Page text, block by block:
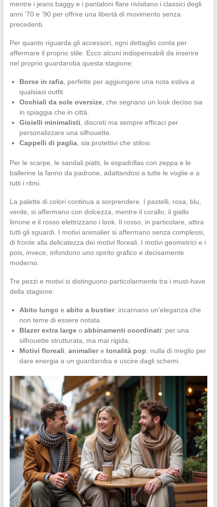
mentre i jeans baggy e i pantaloni flare rivisitano i classici degli
anni ’70 e ’90 per offrire una libertà di movimento senza
precedenti.
Per quanto riguarda gli accessori, ogni dettaglio conta per
affermare il proprio stile. Ecco alcuni indispensabili da inserire
nel proprio guardaroba questa stagione:
Borse in rafia, perfette per aggiungere una nota estiva a
qualsiasi outfit.
Occhiali da sole oversize, che segnano un look deciso sia
in spiaggia che in città.
Gioielli minimalisti , discreti ma sempre efficaci per
personalizzare una silhouette.
Cappelli di paglia, sia protettivi che stilosi.
Per le scarpe, le sandali piatti, le espadrillas con zeppa e le
ballerine la fanno da padrone, adattandosi a tutte le voglie e a
tutti i ritmi.
La palette di colori continua a sorprendere. I pastelli, rosa, blu,
verde, si affermano con dolcezza, mentre il corallo, il giallo
limone e il rosso elettrizzano i look. Il rosso, in particolare, attira
tutti gli sguardi. I motivi animalier si affermano senza complessi,
di fronte alla delicatezza dei motivi floreali. I motivi geometrici e i
pois, invece, infondono uno spirito grafico e decisamente
moderno.
Tre pezzi e motivi si distinguono particolarmente tra i must-have
della stagione:
Abito lungo e abito a bustier: incarnano un’eleganza che
non teme di essere notata.
Blazer extra largeo abbinamenti coordinati: per una
silhouette strutturata, ma mai rigida.
Motivi floreali animaliere tonalità pop: nulla di meglio per
dare energia a un guardaroba e uscire dagli schemi.